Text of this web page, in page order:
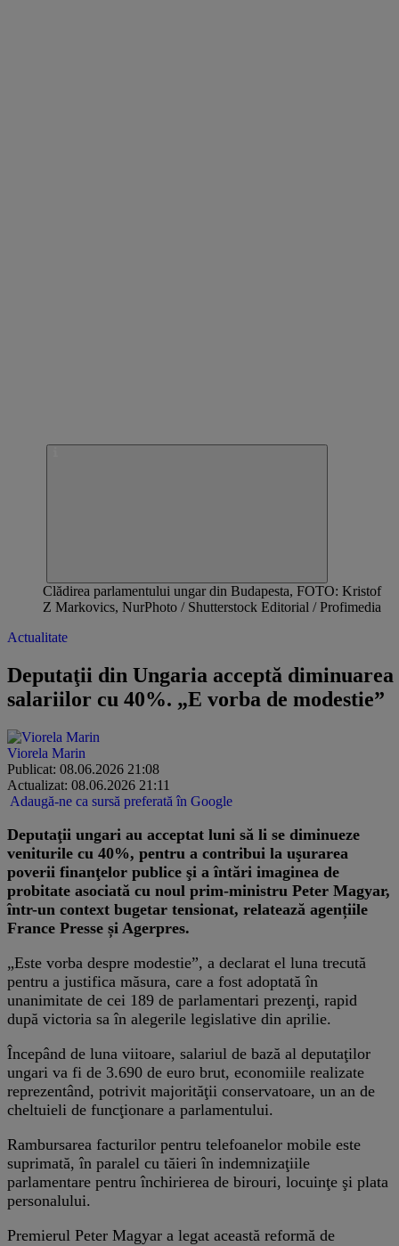
Clădirea parlamentului ungar din Budapesta, FOTO: Kristof
Z Markovics, NurPhoto / Shutterstock Editorial / Profimedia
Actualitate
Deputaţii din Ungaria acceptă diminuarea
salariilor cu 40%. „E vorba de modestie”
Viorela Marin
Publicat: 08.06.2026 21:08
Actualizat: 08.06.2026 21:11
Adaugă-ne ca sursă preferată în Google
Deputaţii ungari au acceptat luni să li se diminueze
veniturile cu 40%, pentru a contribui la uşurarea
poverii finanţelor publice şi a întări imaginea de
probitate asociată cu noul prim-ministru Peter Magyar,
într-un context bugetar tensionat, relatează agențiile
France Presse și Agerpres.
„Este vorba despre modestie”, a declarat el luna trecută
pentru a justifica măsura, care a fost adoptată în
unanimitate de cei 189 de parlamentari prezenţi, rapid
după victoria sa în alegerile legislative din aprilie.
Începând de luna viitoare, salariul de bază al deputaţilor
ungari va fi de 3.690 de euro brut, economiile realizate
reprezentând, potrivit majorităţii conservatoare, un an de
cheltuieli de funcţionare a parlamentului.
Rambursarea facturilor pentru telefoanelor mobile este
suprimată, în paralel cu tăieri în indemnizaţiile
parlamentare pentru închirierea de birouri, locuinţe şi plata
personalului.
Premierul Peter Magyar a legat această reformă de